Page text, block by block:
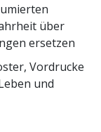
über
ersetzen
Vordrucke
und